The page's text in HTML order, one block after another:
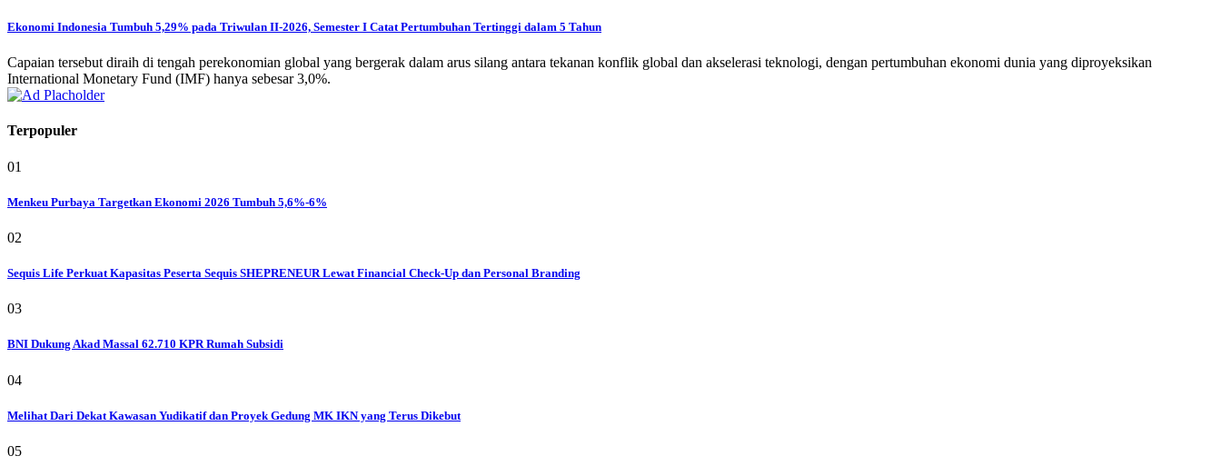
Ekonomi Indonesia Tumbuh 5,29% pada Triwulan II-2026, Semester I Catat Pertumbuhan Tertinggi dalam 5 Tahun
Capaian tersebut diraih di tengah perekonomian global yang bergerak dalam arus silang antara tekanan konflik global dan akselerasi teknologi, dengan pertumbuhan ekonomi dunia yang diproyeksikan
International Monetary Fund (IMF) hanya sebesar 3,0%.
Terpopuler
01
Menkeu Purbaya Targetkan Ekonomi 2026 Tumbuh 5,6%-6%
02
Sequis Life Perkuat Kapasitas Peserta Sequis SHEPRENEUR Lewat Financial Check-Up dan Personal Branding
03
BNI Dukung Akad Massal 62.710 KPR Rumah Subsidi
04
Melihat Dari Dekat Kawasan Yudikatif dan Proyek Gedung MK IKN yang Terus Dikebut
05